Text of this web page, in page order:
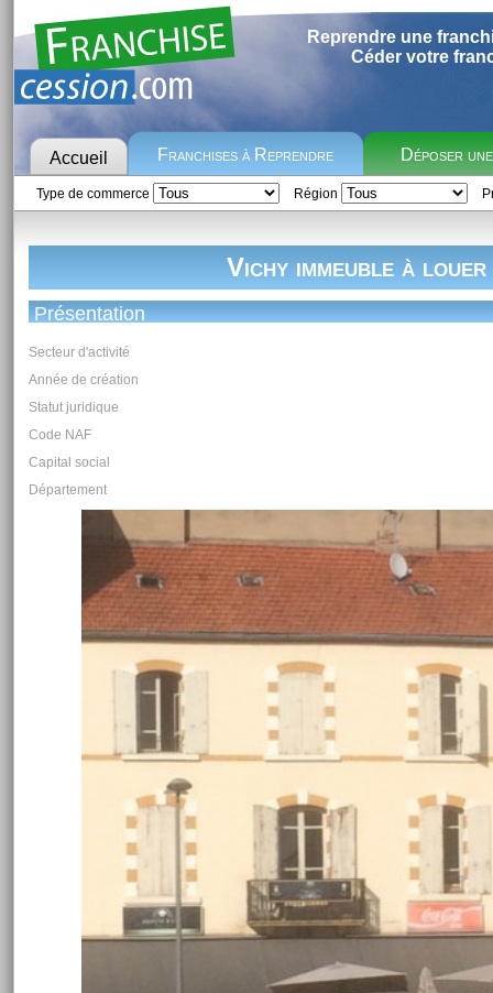
Reprendre une
Céder votre
Accueil Franchises à Reprendre Déposer
Type de commerce Région
Vichy immeuble à louer
Présentation
Secteur d'activité
Année de création
Statut juridique
Code NAF
Capital social
Département